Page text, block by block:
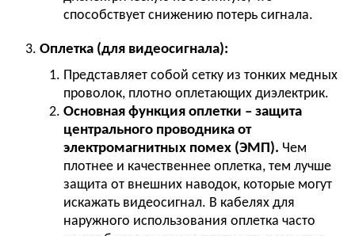
способствует снижению потерь сигнала.
Оплетка (для видеосигнала):
Представляет собой сетку из тонких медных
проволок, плотно оплетающих диэлектрик.
Основная функция оплетки – защита
центрального проводника от
электромагнитных помех (ЭМП). Чем
плотнее и качественнее оплетка, тем лучше
защита от внешних наводок, которые могут
искажать видеосигнал. В кабелях для
наружного использования оплетка часто